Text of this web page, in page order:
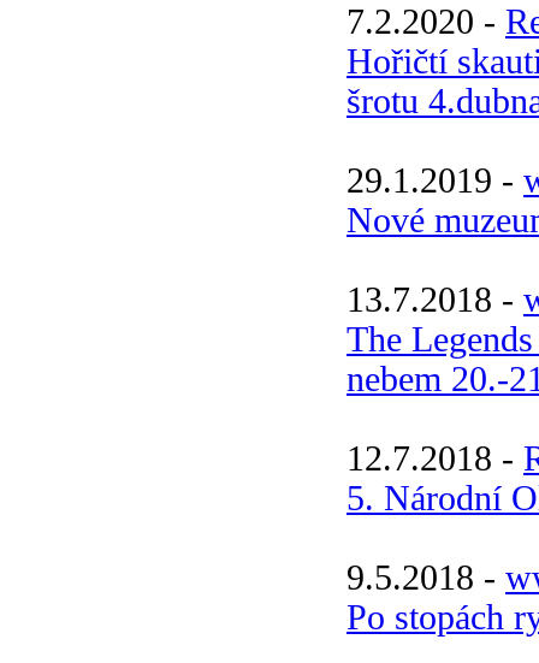
7.2.2020 -
Hořičtí
šrotu
29.1.2019 -
Nové
13.7.2018 -
The
nebem 20.-
12.7.2018 -
5. Národní
9.5.2018 -
Po stopách